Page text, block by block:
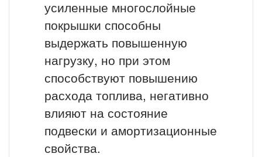
усиленные многослойные
покрышки способны
выдержать повышенную
нагрузку, но при этом
способствуют повышению
расхода топлива, негативно
влияют на состояние
подвески и амортизационные
свойства.